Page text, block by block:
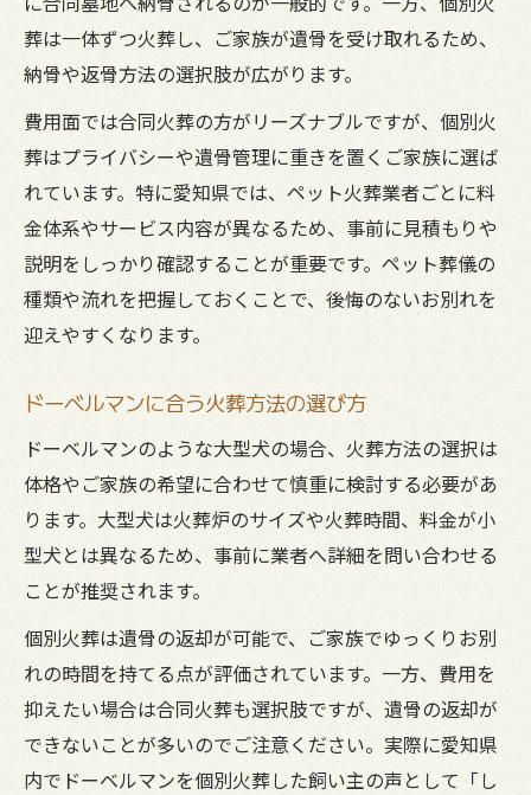
葬は一体ずつ火葬し、ご家族が遺骨を受け取れるため、
納骨や返骨方法の選択肢が広がります。
費用面では合同火葬の方がリーズナブルですが、個別火
葬はプライバシーや遺骨管理に重きを置くご家族に選ば
れています。特に愛知県では、ペット火葬業者ごとに料
金体系やサービス内容が異なるため、事前に見積もりや
説明をしっかり確認することが重要です。ペット葬儀の
種類や流れを把握しておくことで、後悔のないお別れを
迎えやすくなります。
ドーベルマンに合う火葬方法の選び方
ドーベルマンのような大型犬の場合、火葬方法の選択は
体格やご家族の希望に合わせて慎重に検討する必要があ
ります。大型犬は火葬炉のサイズや火葬時間、料金が小
型犬とは異なるため、事前に業者へ詳細を問い合わせる
ことが推奨されます。
個別火葬は遺骨の返却が可能で、ご家族でゆっくりお別
れの時間を持てる点が評価されています。一方、費用を
抑えたい場合は合同火葬も選択肢ですが、遺骨の返却が
できないことが多いのでご注意ください。実際に愛知県
内でドーベルマンを個別火葬した飼い主の声として「し